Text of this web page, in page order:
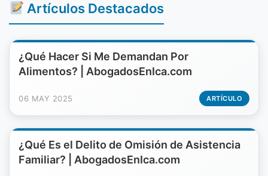
Artículos Destacados
¿Qué Hacer Si Me Demandan Por
Alimentos? | AbogadosEnIca.com
06 MAY 2025 ARTÍCULO
¿Qué Es el Delito de Omisión de Asistencia
Familiar? | AbogadosEnIca.com